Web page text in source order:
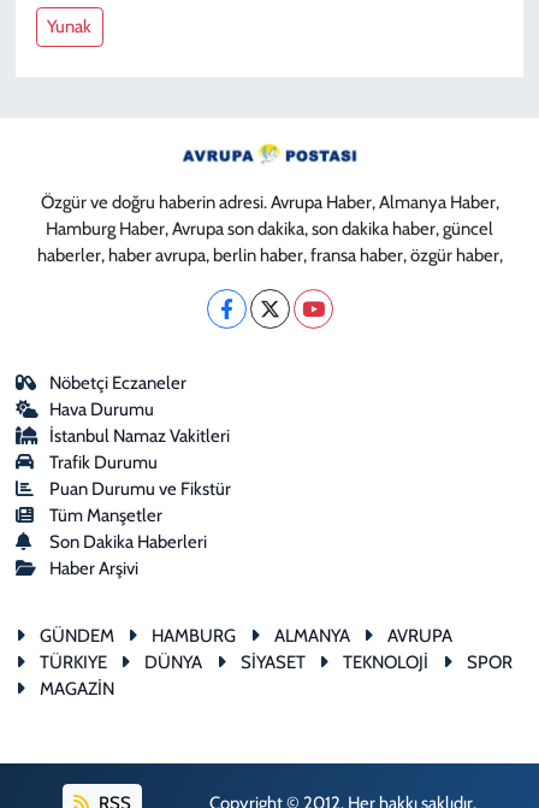
Yunak
Özgür ve doğru haberin adresi. Avrupa Haber, Almanya Haber,
Hamburg Haber, Avrupa son dakika, son dakika haber, güncel
haberler, haber avrupa, berlin haber, fransa haber, özgür haber,
Nöbetçi Eczaneler
Hava Durumu
İstanbul Namaz Vakitleri
Trafik Durumu
Puan Durumu ve Fikstür
Tüm Manşetler
Son Dakika Haberleri
Haber Arşivi
GÜNDEM HAMBURG ALMANYA
AVRUPA
TÜRKIYE
DÜNYA SİYASET TEKNOLOJİ
SPOR
MAGAZİN
RSS Copyright © 2012. Her hakkı saklıdır.